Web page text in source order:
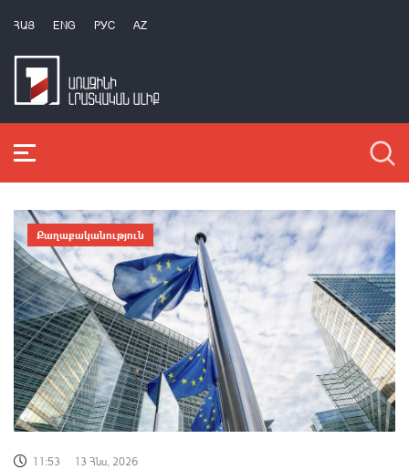
ՀԱՅ ENG РУС AZ
Քաղաքականություն
11:53 13 Հնս, 2026